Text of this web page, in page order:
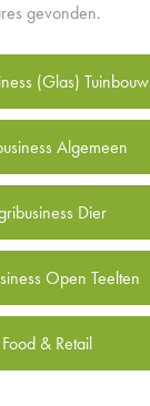
gevonden.
(Glas) Tuinbouw
Algemeen
Dier
Open Teelten
Food & Retail